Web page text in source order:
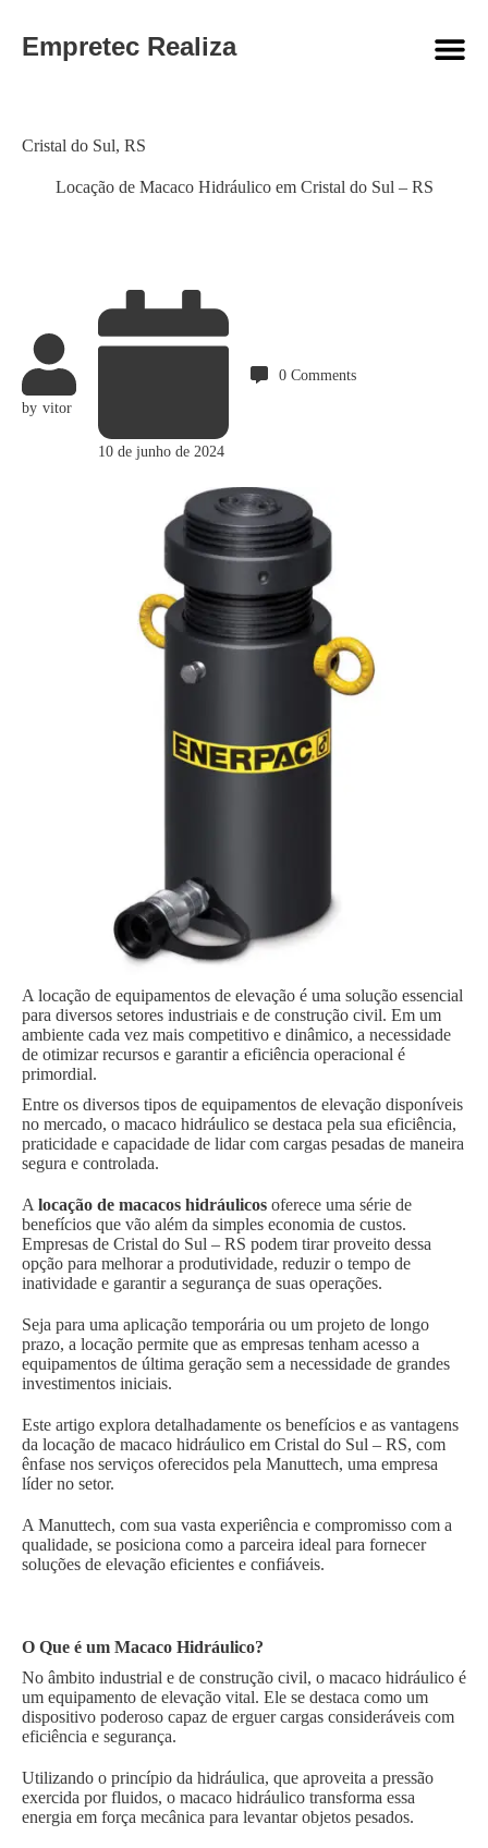
Empretec Realiza
Locação de Macaco Hidráulico em Cristal do Sul – RS
Category
Cristal do Sul, RS
by vitor
10 de junho de 2024
0 Comments
A locação de equipamentos de elevação é uma solução essencial
para diversos setores industriais e de construção civil. Em um
ambiente cada vez mais competitivo e dinâmico, a necessidade
de otimizar recursos e garantir a eficiência operacional é
primordial.
Entre os diversos tipos de equipamentos de elevação disponíveis
no mercado, o macaco hidráulico se destaca pela sua eficiência,
praticidade e capacidade de lidar com cargas pesadas de maneira
segura e controlada.
A locação de macacos hidráulicos oferece uma série de
benefícios que vão além da simples economia de custos.
Empresas de Cristal do Sul – RS podem tirar proveito dessa
opção para melhorar a produtividade, reduzir o tempo de
inatividade e garantir a segurança de suas operações.
Seja para uma aplicação temporária ou um projeto de longo
prazo, a locação permite que as empresas tenham acesso a
equipamentos de última geração sem a necessidade de grandes
investimentos iniciais.
Este artigo explora detalhadamente os benefícios e as vantagens
da locação de macaco hidráulico em Cristal do Sul – RS, com
ênfase nos serviços oferecidos pela Manuttech, uma empresa
líder no setor.
A Manuttech, com sua vasta experiência e compromisso com a
qualidade, se posiciona como a parceira ideal para fornecer
soluções de elevação eficientes e confiáveis.
O Que é um Macaco Hidráulico?
No âmbito industrial e de construção civil, o macaco hidráulico é
um equipamento de elevação vital. Ele se destaca como um
dispositivo poderoso capaz de erguer cargas consideráveis com
eficiência e segurança.
Utilizando o princípio da hidráulica, que aproveita a pressão
exercida por fluidos, o macaco hidráulico transforma essa
energia em força mecânica para levantar objetos pesados.